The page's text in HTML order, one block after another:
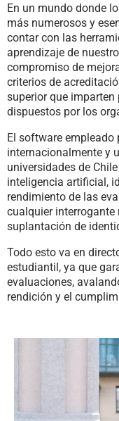
En un mundo donde
más numerosos y
contar con las
aprendizaje de
compromiso de
criterios de
superior que
dispuestos por los
El software empleado
internacionalmente y
universidades de
inteligencia artificial,
rendimiento de las
cualquier interrogante
suplantación de
Todo esto va en
estudiantil, ya que
evaluaciones,
rendición y el